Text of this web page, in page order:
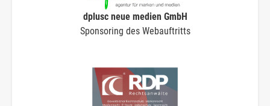
dplusc neue medien GmbH
Sponsoring des Webauftritts